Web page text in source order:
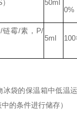
50ml
0%
链霉/素，P/
5ml
冰袋的保温箱中低温
的条件进行储存）